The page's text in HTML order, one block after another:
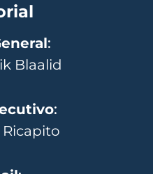
:
Blaalid
:
Ricapito